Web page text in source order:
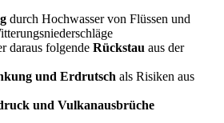
durch Hochwasser von Flüssen und
daraus folgende Rückstau aus der
und Erdrutsch als Risiken aus
und Vulkanausbrüche